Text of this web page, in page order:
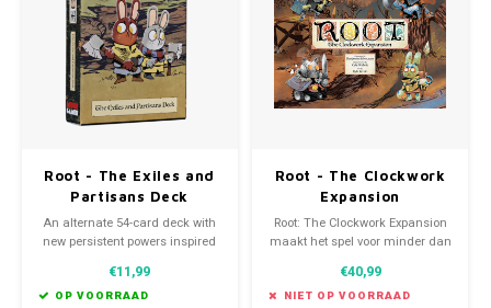
Favorieten van Siebe
Root - The Exiles and
Partisans Deck
An alternate 54-card deck with
new persistent powers inspired
featuring new Root illustrations
by Kyle Ferrin!
€11,99
OP VOORRAAD
Root - The Clockwork
Expansion
Root: The Clockwork Expansion
maakt het spel voor minder dan
interessanter.
€40,99
NIET OP VOORRAAD